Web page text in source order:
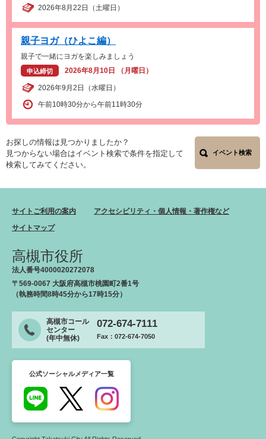
2026年8月22日（土曜日）
親子ヨガ（ひよこ編）
親子で一緒にヨガを楽しみましょう
申込締切 2026年8月10日 （月曜日）
2026年9月2日（水曜日）
午前10時30分から午前11時30分
お探しの情報は見つかりましたか？
見つからない場合はイベント検索で条件を指定して
検索してみてください。
イベント検索
サイトご利用の案内
アクセシビリティ・個人情報・著作権など
サイトマップ
高槻市役所
法人番号4000020272078
〒569-0067 大阪府高槻市桃園町2番1号
（執務時間8時45分から17時15分）
高槻市コール
センター
(年中無休)
072-674-7111
Fax：072-674-7050
公式ソーシャルメディア一覧